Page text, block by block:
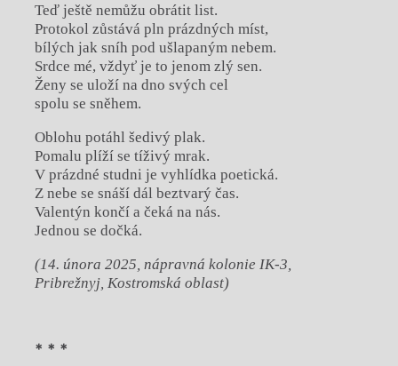
Teď ještě nemůžu obrátit list.
Protokol zůstává pln prázdných míst,
bílých jak sníh pod ušlapaným nebem.
Srdce mé, vždyť je to jenom zlý sen.
Ženy se uloží na dno svých cel
spolu se sněhem.
Oblohu potáhl šedivý plak.
Pomalu plíží se tíživý mrak.
V prázdné studni je vyhlídka poetická.
Z nebe se snáší dál beztvarý čas.
Valentýn končí a čeká na nás.
Jednou se dočká.
(14. února 2025, nápravná kolonie IK-3,
Pribrežnyj, Kostromská oblast)
* * *